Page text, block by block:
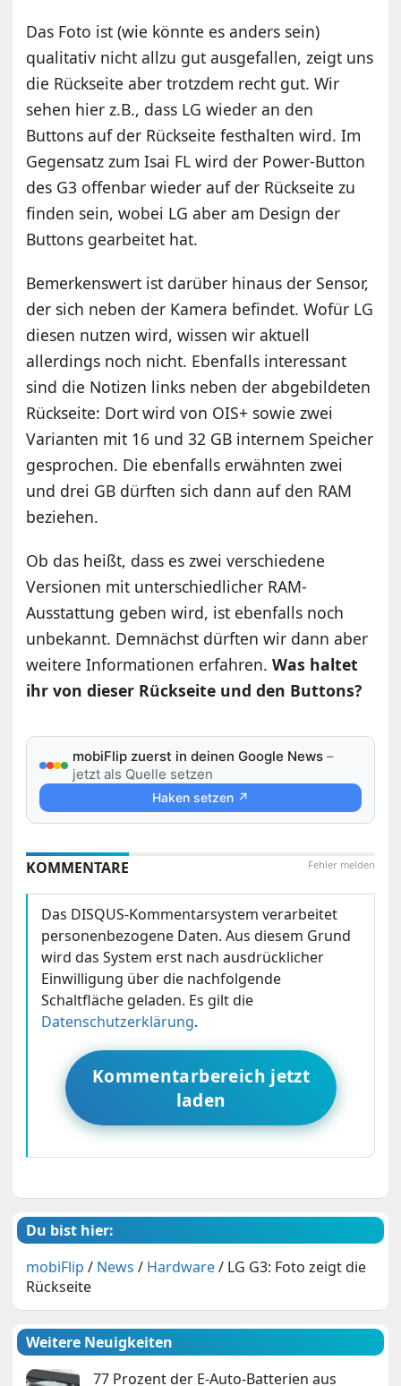
Das Foto ist (wie könnte es anders sein)
qualitativ nicht allzu gut ausgefallen, zeigt uns
die Rückseite aber trotzdem recht gut. Wir
sehen hier z.B., dass LG wieder an den
Buttons auf der Rückseite festhalten wird. Im
Gegensatz zum Isai FL wird der Power-Button
des G3 offenbar wieder auf der Rückseite zu
finden sein, wobei LG aber am Design der
Buttons gearbeitet hat.
Bemerkenswert ist darüber hinaus der Sensor,
der sich neben der Kamera befindet. Wofür LG
diesen nutzen wird, wissen wir aktuell
allerdings noch nicht. Ebenfalls interessant
sind die Notizen links neben der abgebildeten
Rückseite: Dort wird von OIS+ sowie zwei
Varianten mit 16 und 32 GB internem Speicher
gesprochen. Die ebenfalls erwähnten zwei
und drei GB dürften sich dann auf den RAM
beziehen.
Ob das heißt, dass es zwei verschiedene
Versionen mit unterschiedlicher RAM-
Ausstattung geben wird, ist ebenfalls noch
unbekannt. Demnächst dürften wir dann aber
weitere Informationen erfahren.Was haltet
ihr von dieser Rückseite und den Buttons?
mobiFlip zuerst in deinen Google News –
jetzt als Quelle setzen
Haken setzen ↗
Fehler melden
KOMMENTARE
Das DISQUS-Kommentarsystem verarbeitet
personenbezogene Daten. Aus diesem Grund
wird das System erst nach ausdrücklicher
Einwilligung über die nachfolgende
Schaltfläche geladen. Es gilt die
Datenschutzerklärung.
Kommentarbereich jetzt
laden
Du bist hier:
mobiFlip / News / Hardware/ LG G3: Foto zeigt die
Rückseite
Weitere Neuigkeiten
77 Prozent der E-Auto-Batterien aus